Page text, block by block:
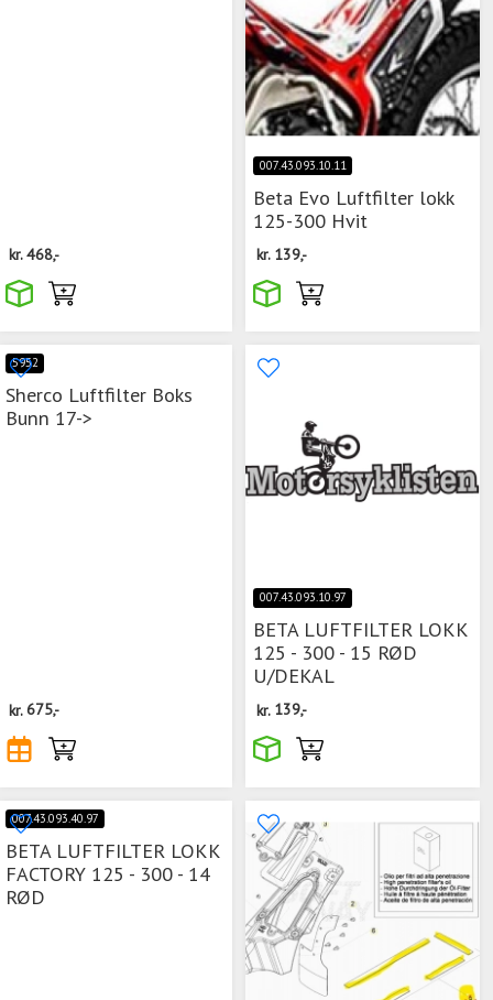
kr.468,-
007.43.093.10.11
Beta Evo Luftfilter lokk
125-300 Hvit
kr. 139,-
5952
Sherco Luftfilter Boks
Bunn 17->
kr.675,-
007.43.093.10.97
BETA LUFTFILTER LOKK
125 - 300 - 15 RØD
U/DEKAL
kr. 139,-
007.43.093.40.97
BETA LUFTFILTER LOKK
FACTORY 125 - 300 - 14
RØD